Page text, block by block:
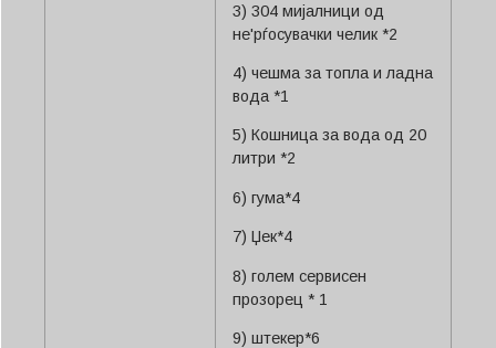
3) 304 мијалници од
не'рѓосувачки челик *2
4) чешма за топла и ладна
вода *1
5) Кошница за вода од 20
литри *2
6) гума*4
7) Џек*4
8) голем сервисен
прозорец * 1
9) штекер*6